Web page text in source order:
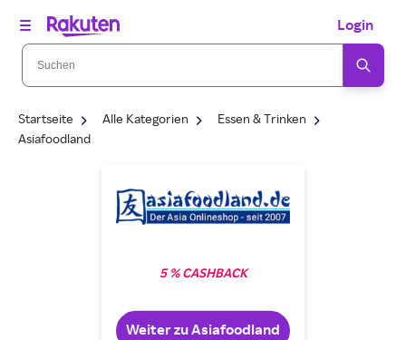
Login
Startseite Alle Kategorien
Essen & Trinken
Asiafoodland
5 % CASHBACK
Weiter zu Asiafoodland